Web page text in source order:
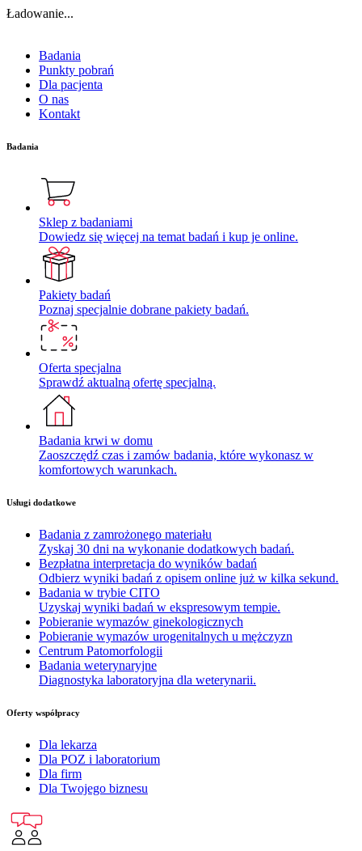
Ładowanie...
Badania
Punkty pobrań
Dla pacjenta
O nas
Kontakt
Badania
Sklep z badaniami
Dowiedz się więcej na temat badań i kup je online.
Pakiety badań
Poznaj specjalnie dobrane pakiety badań.
Oferta specjalna
Sprawdź aktualną ofertę specjalną.
Badania krwi w domu
Zaoszczędź czas i zamów badania, które wykonasz w
komfortowych warunkach.
Usługi dodatkowe
Badania z zamrożonego materiału
Zyskaj 30 dni na wykonanie dodatkowych badań.
Bezpłatna interpretacja do wyników badań
Odbierz wyniki badań z opisem online już w kilka sekund.
Badania w trybie CITO
Uzyskaj wyniki badań w ekspresowym tempie.
Pobieranie wymazów ginekologicznych
Pobieranie wymazów urogenitalnych u mężczyzn
Centrum Patomorfologii
Badania weterynaryjne
Diagnostyka laboratoryjna dla weterynarii.
Oferty współpracy
Dla lekarza
Dla POZ i laboratorium
Dla firm
Dla Twojego biznesu